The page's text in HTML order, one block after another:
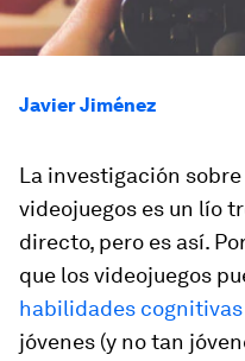
Javier Jiménez
La investigación
videojuegos es un lío
directo, pero es así.
que los videojuegos
habilidades cognitivas
jóvenes (y no tan